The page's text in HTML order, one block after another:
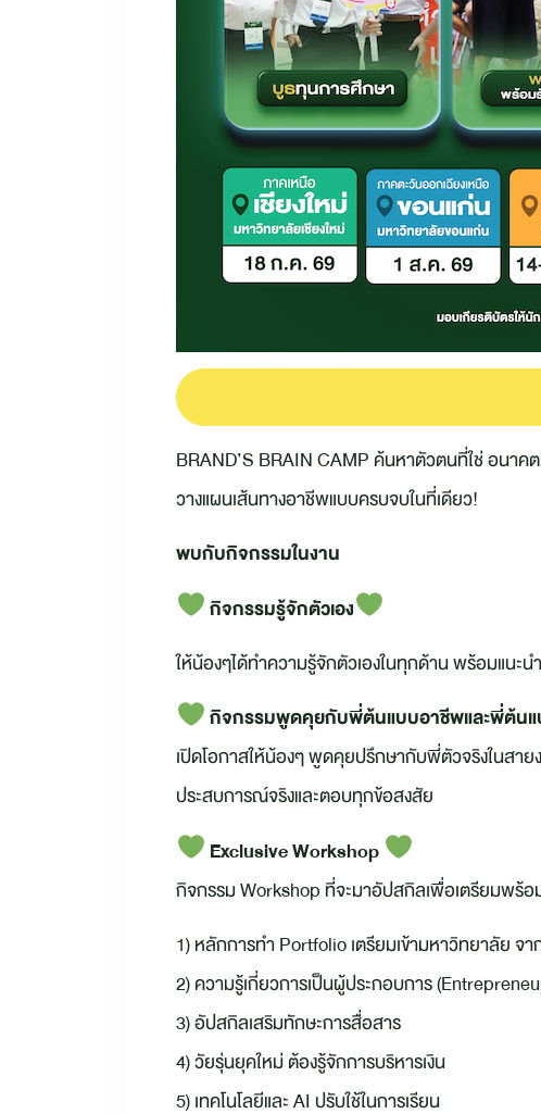
BRAND’S BRAIN CAMP ค้นหาตัวตนที่ใช่ อนา
วางแผนเส้นทางอาชีพแบบครบจบในที่เดียว!
พบกับกิจกรรมในงาน
กิจกรรมรู้จักตัวเอง
ให้น้องๆได้ทำความรู้จักตัวเองในทุกด้าน พร้อมแน
กิจกรรมพูดคุยกับพี่ต้นแบบอาชีพและพี่ต้น
เปิดโอกาสให้น้องๆ พูดคุยปรึกษากับพี่ตัวจริงในส
ประสบการณ์จริงและตอบทุกข้อสงสัย
Exclusive Workshop
กิจกรรม Workshop ที่จะมาอัปสกิลเพื่อเตรียมพร้
1) หลักการทำ Portfolio เตรียมเข้ามหาวิทยาลัย จ
2) ความรู้เกี่ยวการเป็นผู้ประกอบการ
3) อัปสกิลเสริมทักษะการสื่อสาร
4) วัยรุ่นยุคใหม่ ต้องรู้จักการบริหารเงิน
5) เทคโนโลยีและ AI ปรับใช้ในการเรียน